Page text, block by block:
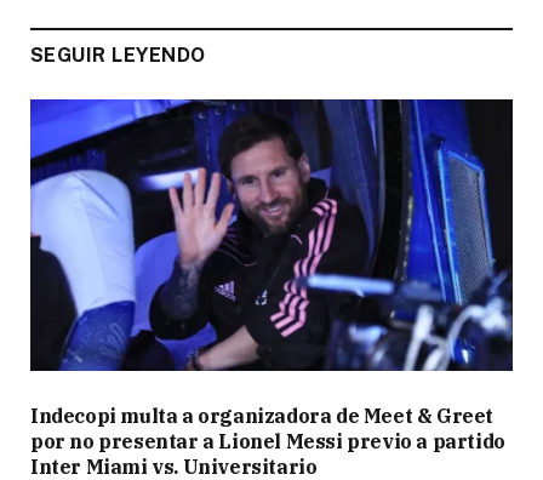
SEGUIR LEYENDO
Indecopi multa a organizadora de Meet & Greet
por no presentar a Lionel Messi previo a partido
Inter Miami vs. Universitario